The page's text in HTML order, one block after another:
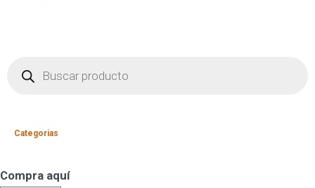
Categorias
Compra aquí